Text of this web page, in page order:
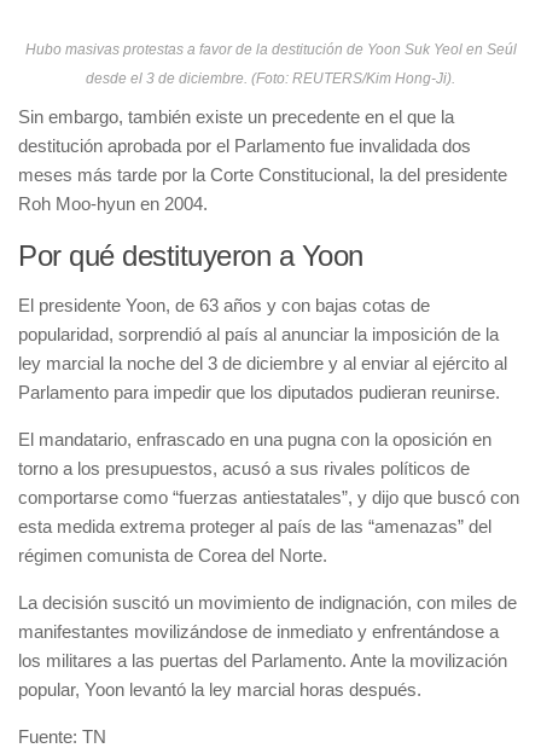
Hubo masivas protestas a favor de la destitución de Yoon Suk Yeol en Seúl
desde el 3 de diciembre. (Foto: REUTERS/Kim Hong-Ji).
Sin embargo, también existe un precedente en el que la
destitución aprobada por el Parlamento fue invalidada dos
meses más tarde por la Corte Constitucional, la del presidente
Roh Moo-hyun en 2004.
Por qué destituyeron a Yoon
El presidente Yoon, de 63 años y con bajas cotas de
popularidad, sorprendió al país al anunciar la imposición de la
ley marcial la noche del 3 de diciembre y al enviar al ejército al
Parlamento para impedir que los diputados pudieran reunirse.
El mandatario, enfrascado en una pugna con la oposición en
torno a los presupuestos, acusó a sus rivales políticos de
comportarse como “fuerzas antiestatales”, y dijo que buscó con
esta medida extrema proteger al país de las “amenazas” del
régimen comunista de Corea del Norte.
La decisión suscitó un movimiento de indignación, con miles de
manifestantes movilizándose de inmediato y enfrentándose a
los militares a las puertas del Parlamento. Ante la movilización
popular, Yoon levantó la ley marcial horas después.
Fuente: TN